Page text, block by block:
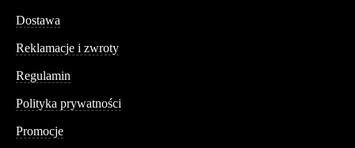
Dostawa
Reklamacje i zwroty
Regulamin
Polityka prywatności
Promocje